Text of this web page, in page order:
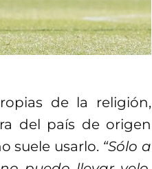
de la religión,
del país de origen
suele usarlo. “Sólo a